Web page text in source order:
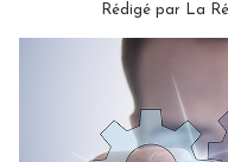
Rédigé par La